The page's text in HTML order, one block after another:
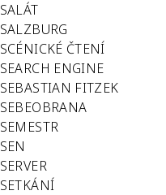
SALÁT
SALZBURG
SCÉNICKÉ ČTENÍ
SEARCH ENGINE
SEBASTIAN FITZEK
SEBEOBRANA
SEMESTR
SEN
SERVER
SETKÁNÍ